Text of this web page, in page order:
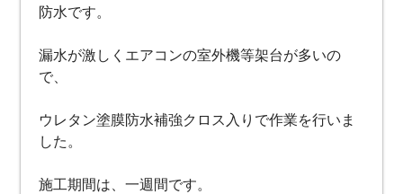
防水です。
漏水が激しくエアコンの室外機等架台が多いの
で、
ウレタン塗膜防水補強クロス入りで作業を行いま
した。
施工期間は、一週間です。